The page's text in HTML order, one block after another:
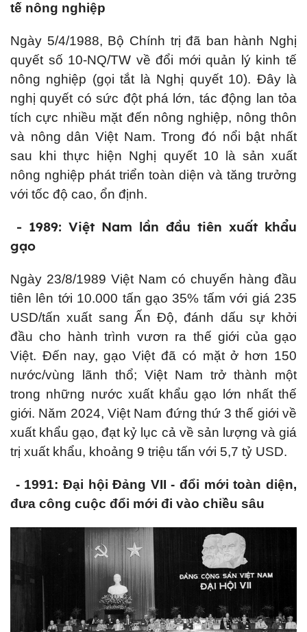
tế nông nghiệp
Ngày 5/4/1988, Bộ Chính trị đã ban hành Nghị
quyết số 10-NQ/TW về đổi mới quản lý kinh tế
nông nghiệp (gọi tắt là Nghị quyết 10). Đây là
nghị quyết có sức đột phá lớn, tác động lan tỏa
tích cực nhiều mặt đến nông nghiệp, nông thôn
và nông dân Việt Nam. Trong đó nổi bật nhất
sau khi thực hiện Nghị quyết 10 là sản xuất
nông nghiệp phát triển toàn diện và tăng trưởng
với tốc độ cao, ổn định.
- 1989: Việt Nam lần đầu tiên xuất khẩu
gạo
Ngày 23/8/1989 Việt Nam có chuyến hàng đầu
tiên lên tới 10.000 tấn gạo 35% tấm với giá 235
USD/tấn xuất sang Ấn Độ, đánh dấu sự khởi
đầu cho hành trình vươn ra thế giới của gạo
Việt. Đến nay, gạo Việt đã có mặt ở hơn 150
nước/vùng lãnh thổ; Việt Nam trở thành một
trong những nước xuất khẩu gạo lớn nhất thế
giới. Năm 2024, Việt Nam đứng thứ 3 thế giới về
xuất khẩu gạo, đạt kỷ lục cả về sản lượng và giá
trị xuất khẩu, khoảng 9 triệu tấn với 5,7 tỷ USD.
- 1991: Đại hội Đảng VII - đổi mới toàn diện,
đưa công cuộc đổi mới đi vào chiều sâu